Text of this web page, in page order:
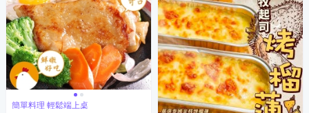
簡單料理 輕鬆端上桌